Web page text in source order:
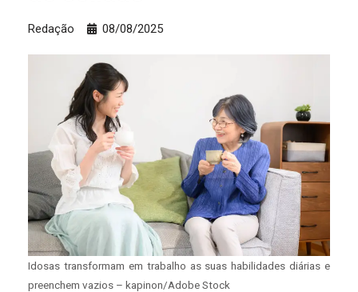
Redação 08/08/2025
Idosas transformam em trabalho as suas habilidades diárias e
preenchem vazios – kapinon/Adobe Stock